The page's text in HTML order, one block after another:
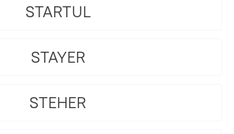
STARTUL
STAYER
STEHER